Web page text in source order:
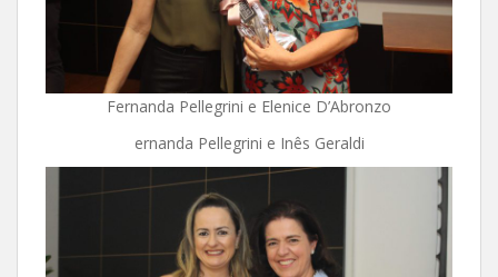
Fernanda Pellegrini e Elenice D’Abronzo
ernanda Pellegrini e Inês Geraldi